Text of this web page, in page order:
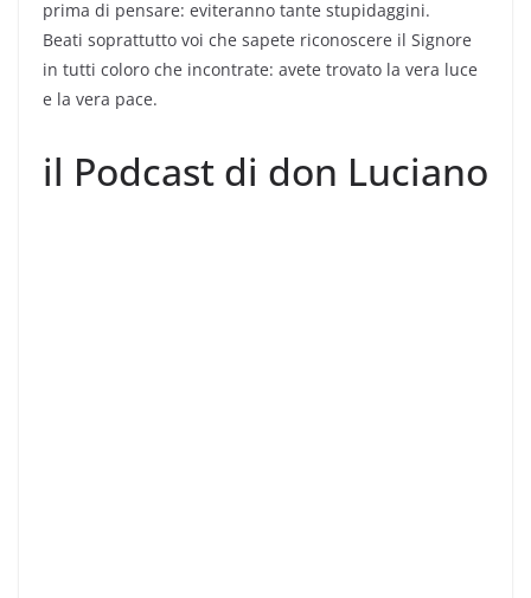
prima di pensare: eviteranno tante stupidaggini.
Beati soprattutto voi che sapete riconoscere il Signore
in tutti coloro che incontrate: avete trovato la vera luce
e la vera pace.
il Podcast di don Luciano